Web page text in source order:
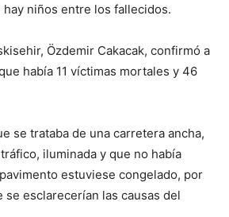
hay niños entre los fallecidos.
Özdemir Cakacak, confirmó a
había 11 víctimas mortales y 46
se trataba de una carretera ancha,
iluminada y que no había
estuviese congelado, por
se esclarecerían las causas del